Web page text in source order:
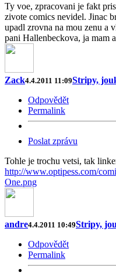
Ty voe, zpracovani je fakt
zivote comics nevidel. Jinac
upadl zrovna na mou zenu a
pani Hallenbeckova, ja mam
Zack4.4.2011 11:09Stripy,
Odpovědět
Permalink
Poslat zprávu
Tohle je trochu vetsi, tak
http://www.optipess.com/
One.png
andre4.4.2011 10:49Stripy,
Odpovědět
Permalink